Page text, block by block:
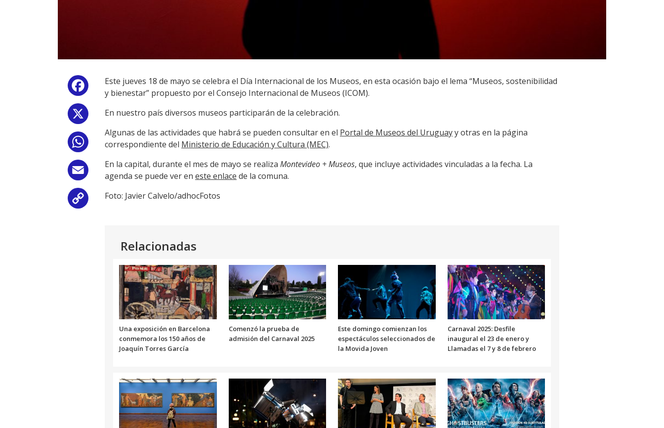
Facebook
WhatsApp
Email
Copy
Este jueves 18 de mayo se celebra el Día Internacional de los Museos, en esta ocasión bajo el lema “Museos, sostenibilidad
y bienestar” propuesto por el Consejo Internacional de Museos (ICOM).
En nuestro país diversos museos participarán de la celebración.
Algunas de las actividades que habrá se pueden consultar en el Portal de Museos del Uruguayy otras en la página
correspondiente del Ministerio de Educación y Cultura (MEC).
En la capital, durante el mes de mayo se realiza Montevideo + Museos, que incluye actividades vinculadas a la fecha. La
agenda se puede ver en este enlace de la comuna.
Foto: Javier Calvelo/adhocFotos
Relacionadas
Una exposición en Barcelona
conmemora los 150 años de
Joaquín Torres García
Comenzó la prueba de
admisión del Carnaval 2025
Este domingo comienzan los
espectáculos seleccionados de
la Movida Joven
Carnaval 2025: Desfile
inaugural el 23 de enero y
Llamadas el 7 y 8 de febrero